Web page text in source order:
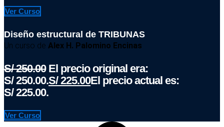
Ver Curso
Diseño estructural de TRIBUNAS
Un curso de Alex H. Palomino Encinas
S/250.00 El precio original era:
S/ 250.00.S/225.00El precio actual es:
S/ 225.00.
Ver Curso